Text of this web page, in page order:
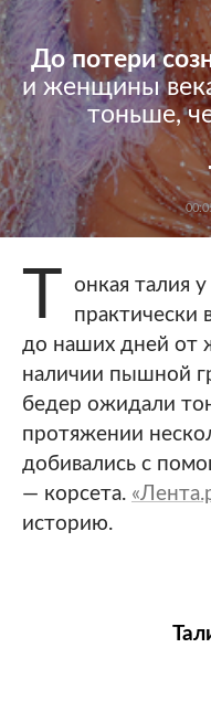
До потери
и женщины
тоньше,
Т онкая талия
практически
до наших дней
наличии пышной
бедер ожидали
протяжении
добивались с
— корсета.
историю.